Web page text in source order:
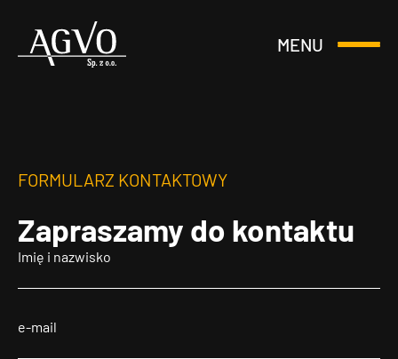
Header
MENU
Otwórz
FORMULARZ KONTAKTOWY
Zapraszamy do kontaktu